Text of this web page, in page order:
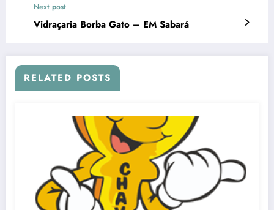
Next post
Vidraçaria Borba Gato – EM Sabará
RELATED POSTS